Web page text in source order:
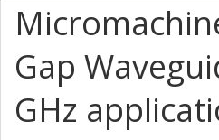
Gap
GHz